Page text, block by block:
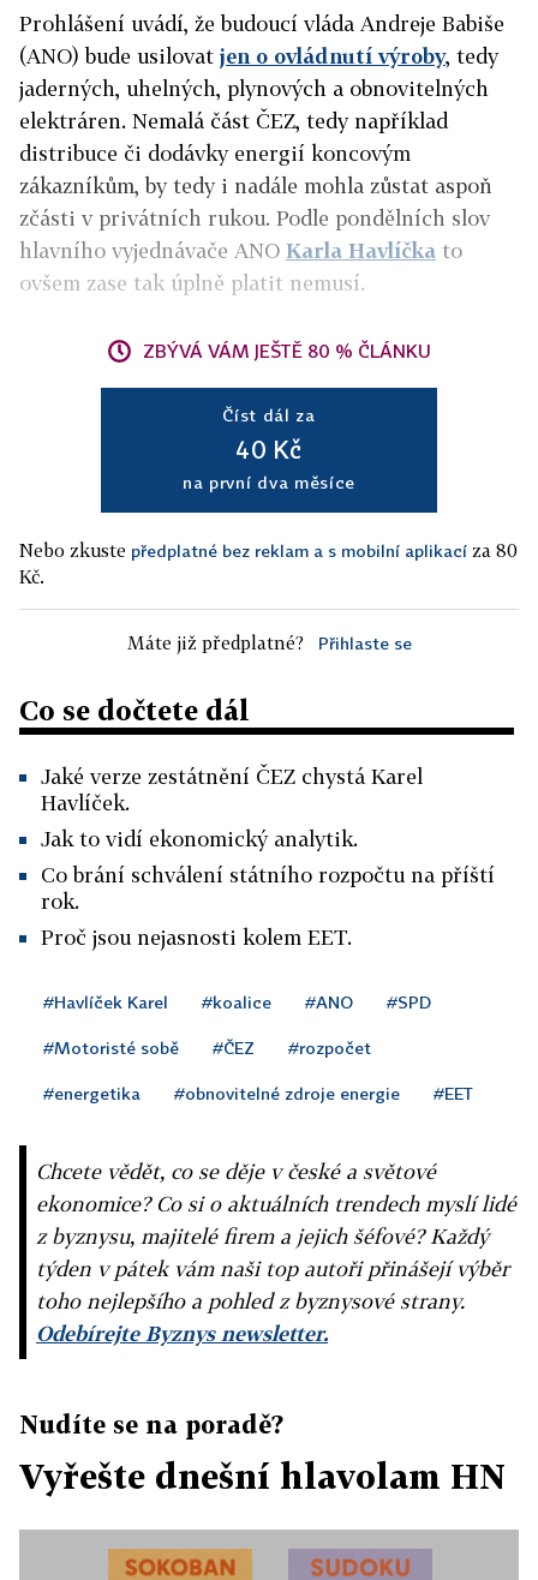
Prohlášení uvádí, že budoucí vláda Andreje Babiše
(ANO) bude usilovatjen o ovládnutí výroby, tedy
jaderných, uhelných, plynových a obnovitelných
elektráren. Nemalá část ČEZ, tedy například
distribuce či dodávky energií koncovým
zákazníkům, by tedy i nadále mohla zůstat aspoň
zčásti v privátních rukou. Podle pondělních slov
hlavního vyjednávače ANO Karla Havlíčka to
ovšem zase tak úplně platit nemusí.
ZBÝVÁ VÁM JEŠTĚ 80 % ČLÁNKU
Číst dál za
40 Kč
na první dva měsíce
Nebo zkuste předplatné bez reklam a s mobilní aplikací za 80
Kč.
Máte již předplatné? Přihlaste se
Co se dočtete dál
Jaké verze zestátnění ČEZ chystá Karel
Havlíček.
Jak to vidí ekonomický analytik.
Co brání schválení státního rozpočtu na příští
rok.
Proč jsou nejasnosti kolem EET.
#Havlíček Karel #koalice #ANO #SPD
#Motoristé sobě #ČEZ #rozpočet
#energetika #obnovitelné zdroje energie #EET
Chcete vědět, co se děje v české a světové
ekonomice? Co si o aktuálních trendech myslí lidé
z byznysu, majitelé firem a jejich šéfové? Každý
týden v pátek vám naši top autoři přinášejí výběr
toho nejlepšího a pohled z byznysové strany.
Odebírejte Byznys newsletter.
Nudíte se na poradě?
Vyřešte dnešní hlavolam HN